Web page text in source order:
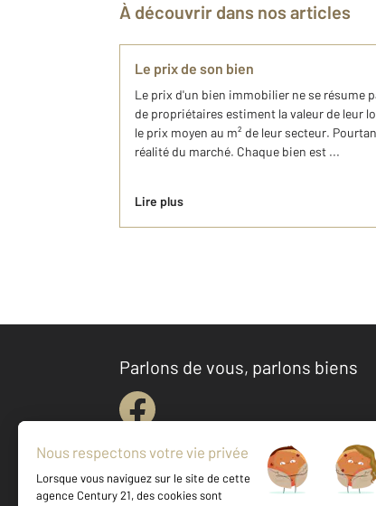
À découvrir dans nos articles
Le prix de son bien
Le prix d'un bien immobilier ne se résume
de propriétaires estiment la valeur de leur
le prix moyen au m² de leur secteur.
réalité du marché. Chaque bien est ...
Lire plus
Parlons de vous, parlons biens